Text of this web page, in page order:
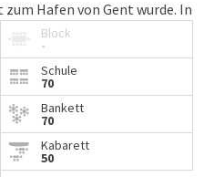
zum Hafen von Gent wurde. In
Getreide ins Grafschaft
Graslei,Korenleiund die
Zentrum des
Hotels Gent können Sie in
oder ein Event ausrichten,
Annehmlichkeiten, die für
Block
-
Schule
70
Bankett
70
Kabarett
50